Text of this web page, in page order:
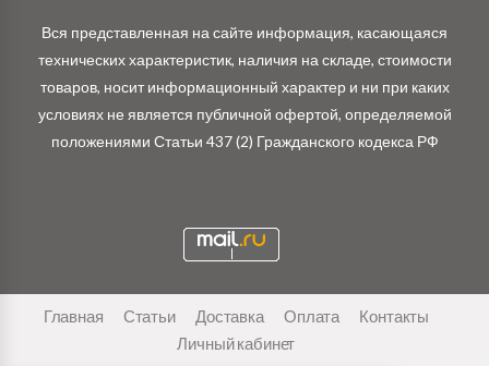
Вся представленная на сайте информация, касающаяся
технических характеристик, наличия на складе, стоимости
товаров, носит информационный характер и ни при каких
условиях не является публичной офертой, определяемой
положениями Статьи 437 (2) Гражданского кодекса РФ
Главная Статьи Доставка Оплата
Контакты
Личный кабинет